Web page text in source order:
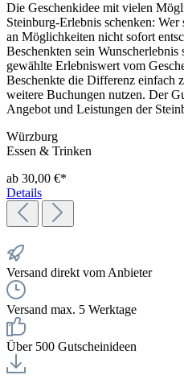
Die Geschenkidee mit vielen
Steinburg-Erlebnis schenken:
an Möglichkeiten nicht sofort
Beschenkten sein
gewählte Erlebniswert vom
Beschenkte die Differenz einfach
weitere Buchungen nutzen. Der
Angebot und Leistungen der
Würzburg
Essen & Trinken
ab 30,00 €*
Details
Versand direkt vom Anbieter
Versand max. 5 Werktage
Über 500 Gutscheinideen